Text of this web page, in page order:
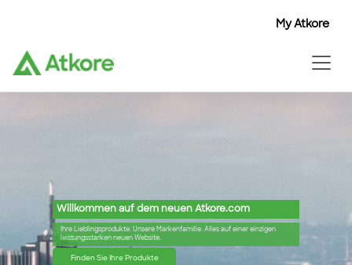
My Atkore
Willkommen auf dem neuen Atkore.com
Ihre Lieblingsprodukte. Unsere Markenfamilie. Alles auf einer einzigen
leistungsstarken neuen Website.
Finden Sie Ihre Produkte